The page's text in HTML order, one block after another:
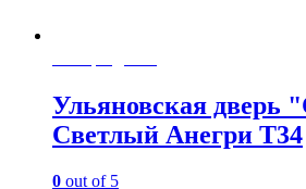
Ульяновская дверь
Светлый Анегри Т34
0 out of 5